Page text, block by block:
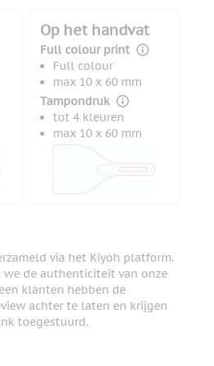
Op het handvat
Full colour print
Full colour
max 10 x 60 mm
Tampondruk
tot 4 kleuren
max 10 x 60 mm
via het Kiyoh platform.
we de authenticiteit van onze
klanten hebben de
achter te laten en krijgen
toegestuurd.